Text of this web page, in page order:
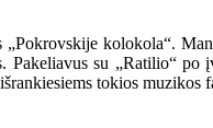
kolokola“.
Pakeliavus su „Ratilio“
tokios